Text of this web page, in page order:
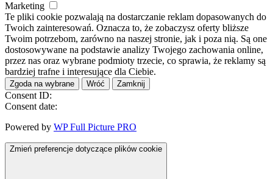
Marketing
Te pliki cookie pozwalają na dostarczanie reklam dopasowanych do
Twoich zainteresowań. Oznacza to, że zobaczysz oferty bliższe
Twoim potrzebom, zarówno na naszej stronie, jak i poza nią. Są one
dostosowywane na podstawie analizy Twojego zachowania online,
przez nas oraz wybrane podmioty trzecie, co sprawia, że reklamy są
bardziej trafne i interesujące dla Ciebie.
Zgoda na wybrane Wróć Zamknij
Consent ID:
Consent date:
Powered by WP Full Picture PRO
Zmień preferencje dotyczące plików cookie